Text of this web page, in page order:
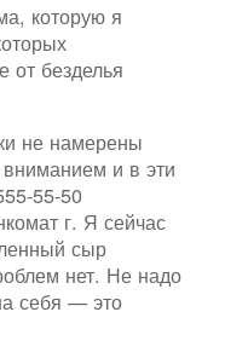
которую я
от безделья
не намерены
и в эти
55-50
г. Я сейчас
сыр
нет. Не надо
себя — это